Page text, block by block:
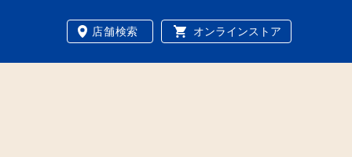
店舗検索 オンラインストア